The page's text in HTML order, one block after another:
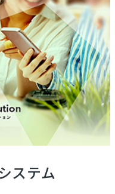
ステム